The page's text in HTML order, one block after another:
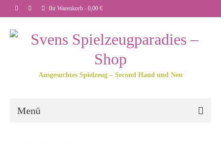
Ihr Warenkorb - 0,00 €
Ausgesuchtes Spielzeug – Second Hand und Neu
Menü